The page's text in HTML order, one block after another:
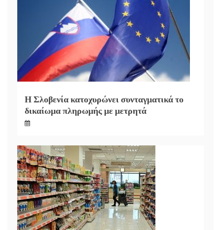
Η Σλοβενία κατοχυρώνει συνταγματικά το
δικαίωμα πληρωμής με μετρητά